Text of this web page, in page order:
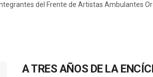
del Frente de Artistas Ambulantes
A TRES AÑOS DE LA